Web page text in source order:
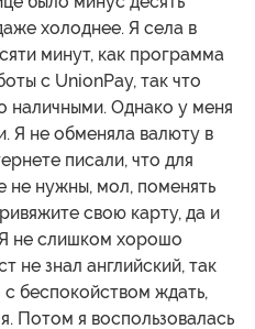
холоднее. Я села в
минут, как программа
с UnionPay, так что
наличными. Однако у меня
Я не обменяла валюту в
писали, что для
не нужны, мол, поменять
свою карту, да и
Я не слишком хорошо
не знал английский, так
беспокойством ждать,
Потом я воспользовалась